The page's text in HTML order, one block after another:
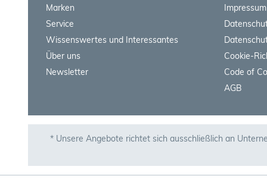
Marken
Service
Wissenswertes und Interessantes
Über uns
Newsletter
Impressum
Cookie-
Code of
AGB
* Unsere Angebote richtet sich ausschließlich an